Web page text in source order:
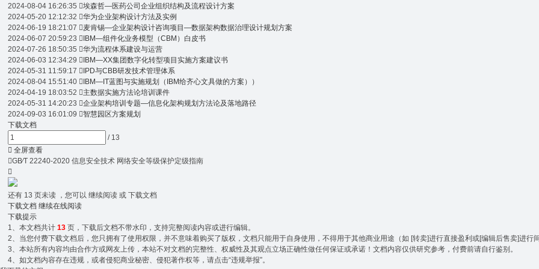
2024-08-04 16:26:35 埃森哲—医药公司企业组织结构及流程设计方案
2024-05-20 12:12:32 华为企业架构设计方法及实例
2024-06-19 18:21:07 麦肯锡—企业架构设计咨询项目—数据架构数据治理设计规划方案
2024-06-07 20:59:23  IBM—组件化业务模型（CBM）白皮书
2024-07-26 18:50:35 华为流程体系建设与运营
2024-06-03 12:34:29  IBM—XX集团数字化转型项目实施方案建议书
2024-05-31 11:59:17  IPD与CBB研发技术管理体系
2024-08-04 15:51:40  IBM—IT蓝图与实施规划（IBM给齐心文具做的方案））
2024-04-19 18:03:52 主数据实施方法论培训课件
2024-05-31 14:20:23 企业架构培训专题—信息化架构规划方法论及落地路径
2024-09-03 16:01:09 智慧园区方案规划
下载文档
/ 13
 全屏查看
GB∕T 22240-2020 信息安全技术 网络安全等级保护定级指南

还有 13 页未读 ，您可以 继续阅读 或 下载文档
下载文档继续在线阅读
下载提示
1、本文档共计 13 页，下载后文档不带水印，支持完整阅读内容或进行编辑。
2、当您付费下载文档后，您只拥有了使用权限，并不意味着购买了版权，文档只能用于自身使用，不得用于其他商业用途（如 [转卖]进行直接盈利或[编辑后售卖]进行
3、本站所有内容均由合作方或网友上传，本站不对文档的完整性、权威性及其观点立场正确性做任何保证或承诺！文档内容仅供研究参考，付费前请自行鉴别。
4、如文档内容存在违规，或者侵犯商业秘密、侵犯著作权等，请点击“违规举报”。